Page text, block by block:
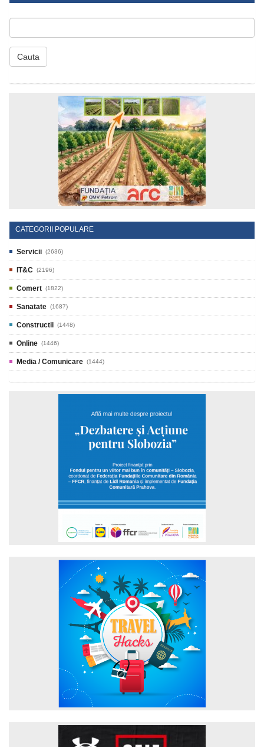
Cauta
CATEGORII POPULARE
Servicii (2636)
IT&C (2196)
Comert (1822)
Sanatate (1687)
Constructii (1448)
Online (1446)
Media / Comunicare (1444)